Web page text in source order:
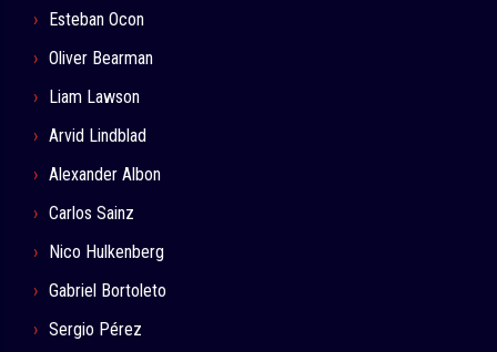
Esteban Ocon
Oliver Bearman
Liam Lawson
Arvid Lindblad
Alexander Albon
Carlos Sainz
Nico Hulkenberg
Gabriel Bortoleto
Sergio Pérez